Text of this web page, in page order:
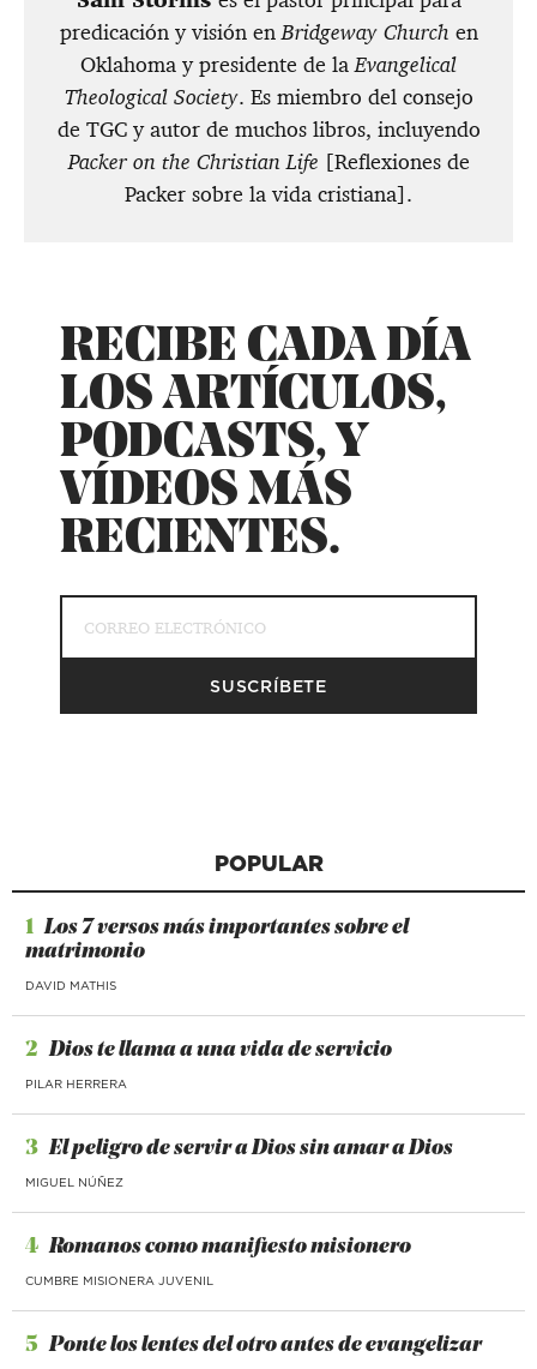
predicación y visión enBridgeway Church en
Oklahoma y presidente de laEvangelical
Theological Society. Es miembro del consejo
de TGC y autor de muchos libros, incluyendo
Packer on the Christian Life [Reflexiones de
Packer sobre la vida cristiana].
RECIBE CADA DÍA
LOS ARTÍCULOS,
PODCASTS, Y
VÍDEOS MÁS
RECIENTES.
POPULAR
1 Los 7 versos más importantes sobre el
matrimonio
DAVID MATHIS
2 Dios te llama a una vida de servicio
PILAR HERRERA
3 El peligro de servir a Dios sin amar a Dios
MIGUEL NÚÑEZ
4 Romanos como manifiesto misionero
CUMBRE MISIONERA JUVENIL
5 Ponte los lentes del otro antes de evangelizar